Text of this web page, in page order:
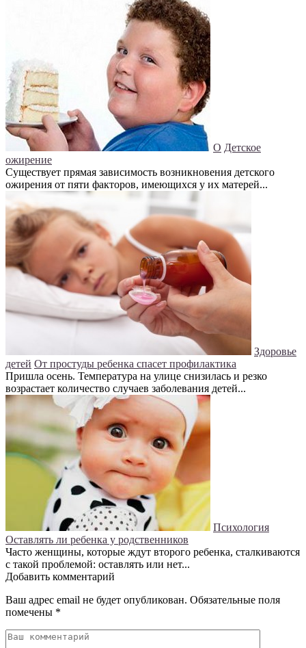
О Детское
ожирение
Существует прямая зависимость возникновения детского
ожирения от пяти факторов, имеющихся у их матерей...
Здоровье
детей От простуды ребенка спасет профилактика
Пришла осень. Температура на улице снизилась и резко
возрастает количество случаев заболевания детей...
Психология
Оставлять ли ребенка у родственников
Часто женщины, которые ждут второго ребенка, сталкиваются
с такой проблемой: оставлять или нет...
Добавить комментарий
Ваш адрес email не будет опубликован. Обязательные поля
помечены *